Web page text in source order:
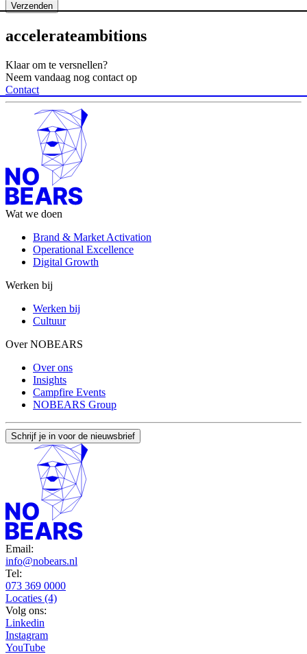
Verzenden
accelerateambitions
Klaar om te versnellen?
Neem vandaag nog contact op
Contact
Wat we doen
Brand & Market Activation
Operational Excellence
Digital Growth
Werken bij
Werken bij
Cultuur
Over NOBEARS
Over ons
Insights
Campfire Events
NOBEARS Group
Schrijf je in voor de nieuwsbrief
Email:
info@nobears.nl
Tel:
073 369 0000
Locaties (4)
Volg ons:
Linkedin
Instagram
YouTube